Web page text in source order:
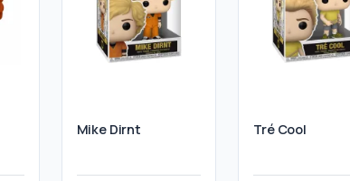
Mike Dirnt Tré Cool